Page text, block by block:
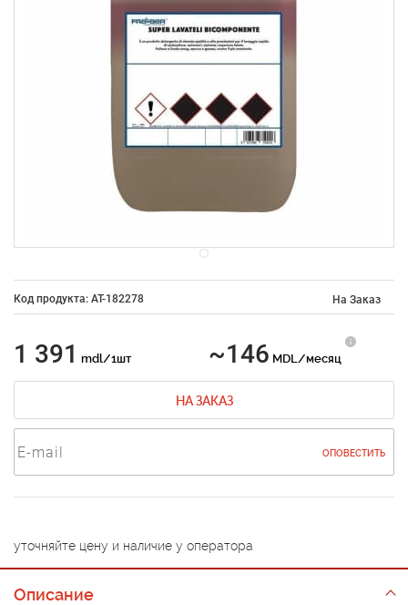
Код продукта: AT-182278 На Заказ
1 391 mdl/1шт ~146 MDL/месяц
НА ЗАКАЗ
ОПОВЕСТИТЬ
уточняйте цену и наличие у оператора
Описание